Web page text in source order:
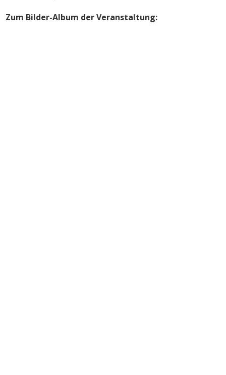
Zum Bilder-Album der Veranstaltung: